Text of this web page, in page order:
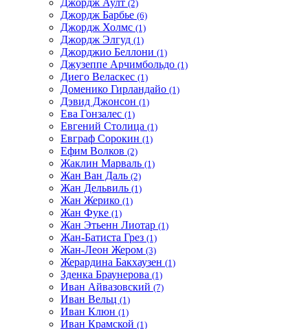
(2)
Джордж Барбье (6)
Джордж Холмс (1)
Джордж Элгуд (1)
Джорджио Беллони (1)
Джузеппе Арчимбольдо (1)
Диего Веласкес (1)
Доменико Гирландайо (1)
Дэвид Джонсон (1)
Ева Гонзалес (1)
Евгений Столица (1)
Евграф Сорокин (1)
Ефим Волков (2)
Жаклин Марваль (1)
Жан Ван Даль (2)
Жан Дельвиль (1)
Жан Жерико (1)
Жан Фуке (1)
Жан Этьенн Лиотар (1)
Жан-Батиста Грез (1)
Жан-Леон Жером (3)
Жерардина Бакхаузен (1)
Зденка Браунерова (1)
Иван Айвазовский (7)
Иван Вельц (1)
Иван Клюн (1)
Иван Крамской (1)